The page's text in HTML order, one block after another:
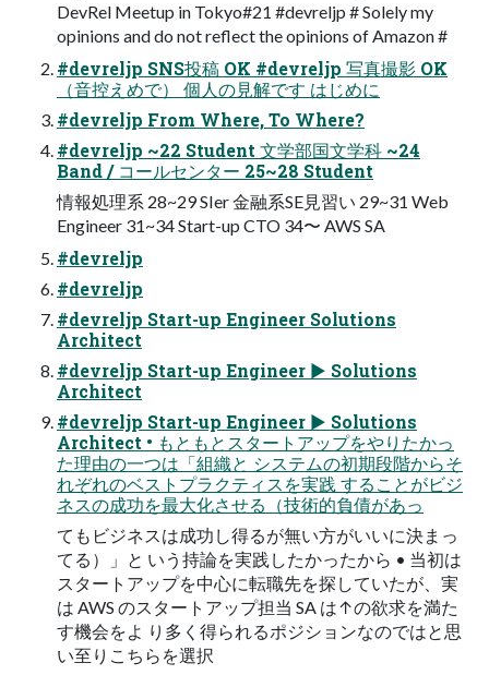
DevRel Meetup in Tokyo#21 #devreljp # Solely my
opinions and do not reflect the opinions of Amazon #
#devreljp SNS投稿 OK #devreljp 写真撮影 OK
（⾳控えめで） 個⼈の⾒解です はじめに
#devreljp From Where, To Where?
#devreljp ~22 Student ⽂学部国⽂学科 ~24
Band / コールセンター 25~28 Student
情報処理系 28~29 SIer ⾦融系SE⾒習い 29~31 Web
Engineer 31~34 Start-up CTO 34〜 AWS SA
#devreljp
#devreljp
#devreljp Start-up Engineer Solutions
Architect
#devreljp Start-up Engineer ▶ Solutions
Architect
#devreljp Start-up Engineer ▶ Solutions
Architect • もともとスタートアップをやりたかっ
た理由の⼀つは「組織と システムの初期段階からそ
れぞれのベストプラクティスを実践 することがビジ
ネスの成功を最⼤化させる（技術的負債があっ
てもビジネスは成功し得るが無い⽅がいいに決まっ
てる）」と いう持論を実践したかったから • 当初は
スタートアップを中⼼に転職先を探していたが、実
は AWS のスタートアップ担当 SA は↑の欲求を満た
す機会をよ り多く得られるポジションなのではと思
い⾄りこちらを選択